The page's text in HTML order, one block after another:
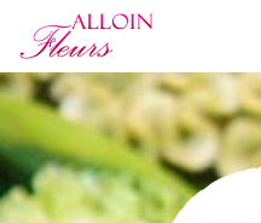
contenu
principal